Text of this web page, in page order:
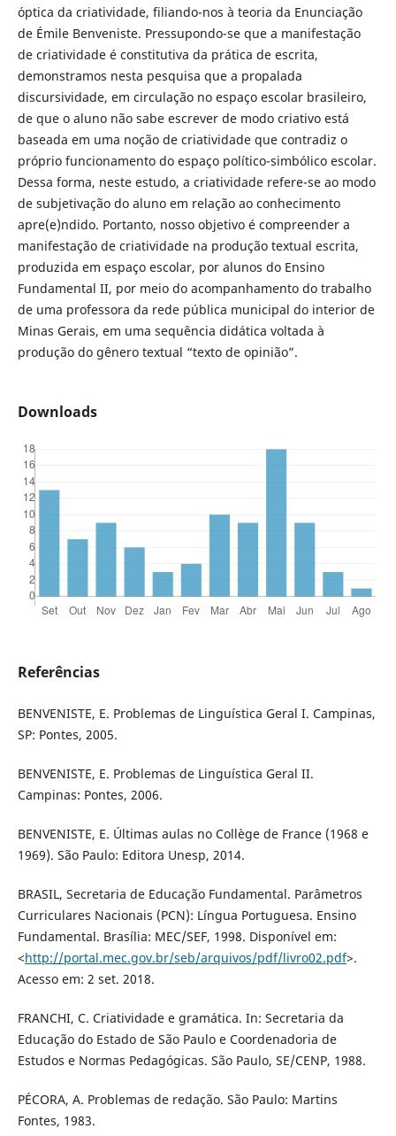
óptica da criatividade, filiando-nos à teoria da Enunciação
de Émile Benveniste. Pressupondo-se que a manifestação
de criatividade é constitutiva da prática de escrita,
demonstramos nesta pesquisa que a propalada
discursividade, em circulação no espaço escolar brasileiro,
de que o aluno não sabe escrever de modo criativo está
baseada em uma noção de criatividade que contradiz o
próprio funcionamento do espaço político-simbólico escolar.
Dessa forma, neste estudo, a criatividade refere-se ao modo
de subjetivação do aluno em relação ao conhecimento
apre(e)ndido. Portanto, nosso objetivo é compreender a
manifestação de criatividade na produção textual escrita,
produzida em espaço escolar, por alunos do Ensino
Fundamental II, por meio do acompanhamento do trabalho
de uma professora da rede pública municipal do interior de
Minas Gerais, em uma sequência didática voltada à
produção do gênero textual “texto de opinião”.
Downloads
Referências
BENVENISTE, E. Problemas de Linguística Geral I. Campinas,
SP: Pontes, 2005.
BENVENISTE, E. Problemas de Linguística Geral II.
Campinas: Pontes, 2006.
BENVENISTE, E. Últimas aulas no Collège de France (1968 e
1969). São Paulo: Editora Unesp, 2014.
BRASIL, Secretaria de Educação Fundamental. Parâmetros
Curriculares Nacionais (PCN): Língua Portuguesa. Ensino
Fundamental. Brasília: MEC/SEF, 1998. Disponível em:
<http://portal.mec.gov.br/seb/arquivos/pdf/livro02.pdf>.
Acesso em: 2 set. 2018.
FRANCHI, C. Criatividade e gramática. In: Secretaria da
Educação do Estado de São Paulo e Coordenadoria de
Estudos e Normas Pedagógicas. São Paulo, SE/CENP, 1988.
PÉCORA, A. Problemas de redação. São Paulo: Martins
Fontes, 1983.